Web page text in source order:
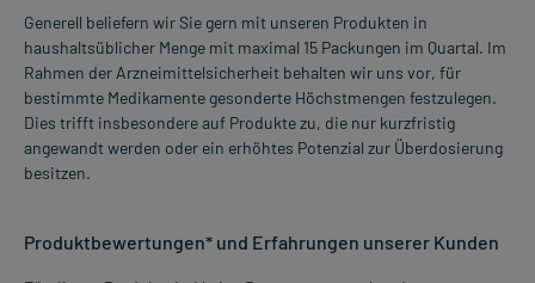
Generell beliefern wir Sie gern mit unseren Produkten in
haushaltsüblicher Menge mit maximal 15 Packungen im Quartal. Im
Rahmen der Arzneimittelsicherheit behalten wir uns vor, für
bestimmte Medikamente gesonderte Höchstmengen festzulegen.
Dies trifft insbesondere auf Produkte zu, die nur kurzfristig
angewandt werden oder ein erhöhtes Potenzial zur Überdosierung
besitzen.
Produktbewertungen* und Erfahrungen unserer Kunden